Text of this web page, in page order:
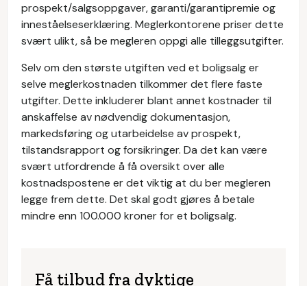
prospekt/salgsoppgaver, garanti/garantipremie og
inneståelseserklæring. Meglerkontorene priser dette
svært ulikt, så be megleren oppgi alle tilleggsutgifter.
Selv om den største utgiften ved et boligsalg er
selve meglerkostnaden tilkommer det flere faste
utgifter. Dette inkluderer blant annet kostnader til
anskaffelse av nødvendig dokumentasjon,
markedsføring og utarbeidelse av prospekt,
tilstandsrapport og forsikringer. Da det kan være
svært utfordrende å få oversikt over alle
kostnadspostene er det viktig at du ber megleren
legge frem dette. Det skal godt gjøres å betale
mindre enn 100.000 kroner for et boligsalg.
Få tilbud fra dyktige